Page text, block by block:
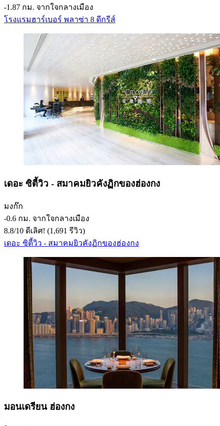
‐1.87 กม. จากใจกลางเมือง
โรงแรมฮาร์เบอร์ พลาซ่า 8 ดีกรีส์
เดอะ ซิตี้วิว - สมาคมยิวคังฏิกของฮ่องกง
มงก๊ก
‐0.6 กม. จากใจกลางเมือง
8.8/10 ดีเลิศ! (1,691 รีวิว)
เดอะ ซิตี้วิว - สมาคมยิวคังฏิกของฮ่องกง
มอนเดรียน ฮ่องกง